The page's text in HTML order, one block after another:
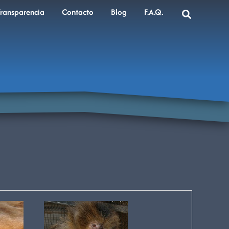
Contacto Blog F.A.Q.